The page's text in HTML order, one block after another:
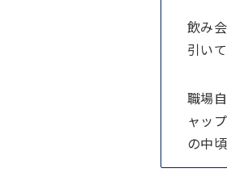
飲み
引い
職場
ャッ
の中